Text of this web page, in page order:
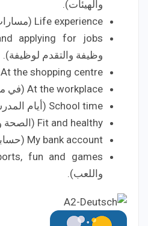
والهيئات).
Life experience (مسارات الحياة).
وظيفة والتقدم لوظيفة).
At the shopping centre (في المتجر).
At the workplace (في مكان العمل).
School time (أيام المدرسة).
Fit and healthy (الصحة واللياقة).
My bank account (حسابي البنكي).
واللعب).